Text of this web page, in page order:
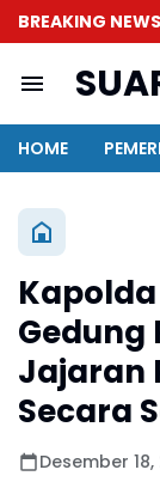
BREAKING NEWS
HOME
Gedung
Jajaran
Secara
Desember